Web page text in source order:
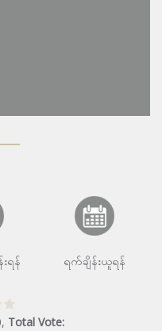
းရန် ရက်ချိန်းယူရန်
, Total Vote: